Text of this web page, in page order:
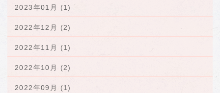
2023年01月 (1)
2022年12月 (2)
2022年11月 (1)
2022年10月 (2)
2022年09月 (1)